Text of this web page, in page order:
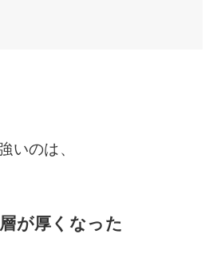
いのは、
が厚くなった